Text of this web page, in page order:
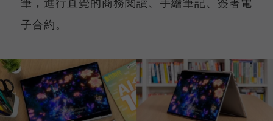
子合約。